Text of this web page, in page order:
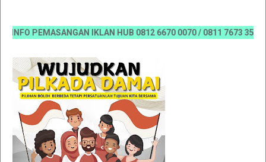
PEMASANGAN IKLAN HUB 0812 6670 0070 / 0811 7673 35,